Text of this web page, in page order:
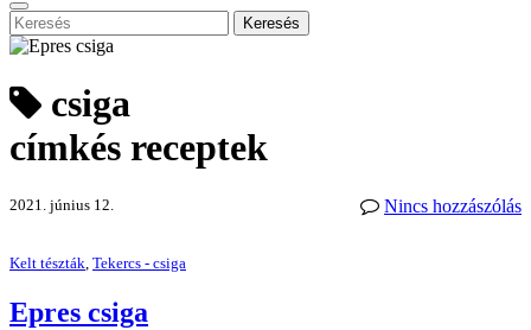
Keresés
csiga
címkés receptek
Nincs hozzászólás
2021. június 12.
Kelt tészták, Tekercs - csiga
Epres csiga